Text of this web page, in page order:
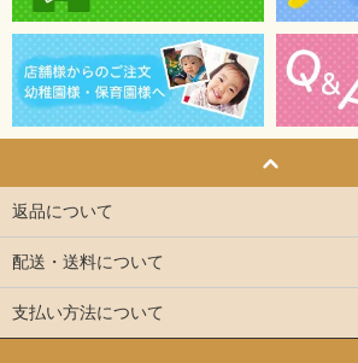
返品について
配送・送料について
支払い方法について